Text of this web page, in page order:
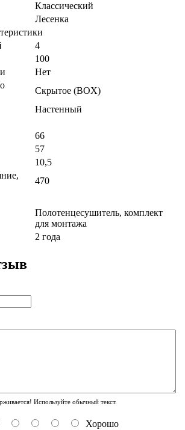
Классический
Лесенка
4
100
Нет
Скрытое (BOX)
Настенный
66
57
10,5
470
Полотенцесушитель, комплект
для монтажа
2 года
Используйте обычный текст.
Хорошо